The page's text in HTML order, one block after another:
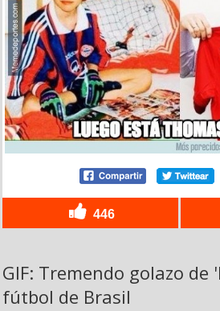
446
GIF: Tremendo golazo
fútbol de Brasil